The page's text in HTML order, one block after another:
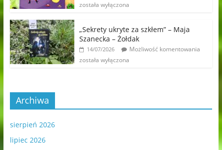
została wyłączona
„Sekrety ukryte za szkłem” – Maja
Szanecka – Żołdak
14/07/2026
Możliwość komentowania
została wyłączona
Archiwa
sierpień 2026
lipiec 2026